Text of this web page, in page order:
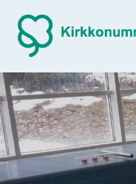
Siirry
sivun
sisältöön
Sivuston etusivulle